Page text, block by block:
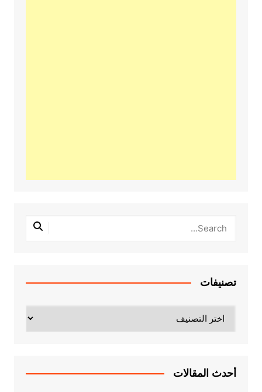
تصنيفات
أحدث المقالات